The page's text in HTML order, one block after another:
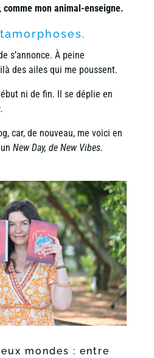
comme mon animal-enseigne.
s’annonce. À peine
des ailes qui me poussent.
ni de fin. Il se déplie en
car, de nouveau, me voici en
New Day, de New Vibes.
mondes : entre